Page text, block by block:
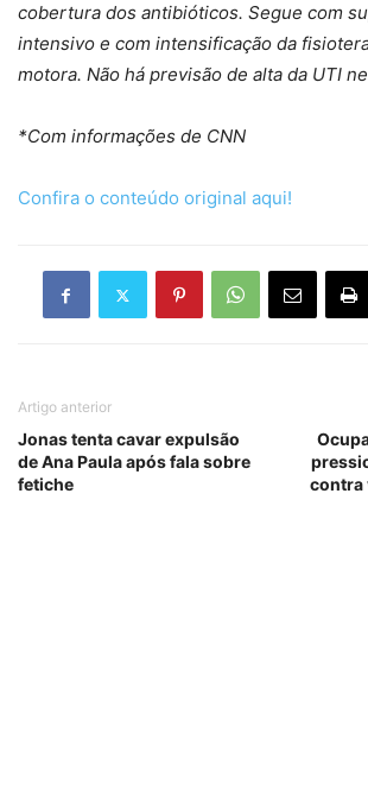
cobertura dos antibióticos. Segue com
intensivo e com intensificação da
motora. Não há previsão de alta da UTI
*Com informações de CNN
Confira o conteúdo original aqui!
Artigo anterior
Jonas tenta cavar expulsão
de Ana Paula após fala sobre
fetiche
contra